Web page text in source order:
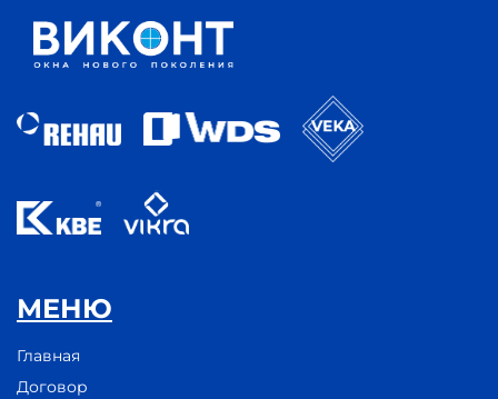
МЕНЮ
Главная
Договор